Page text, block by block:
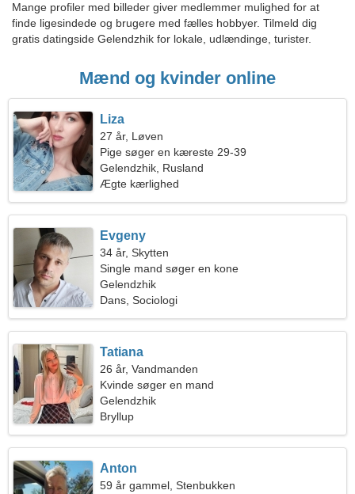
Mange profiler med billeder giver medlemmer mulighed for at
finde ligesindede og brugere med fælles hobbyer. Tilmeld dig
gratis datingside Gelendzhik for lokale, udlændinge, turister.
Mænd og kvinder online
Liza
27 år, Løven
Pige søger en kæreste 29-39
Gelendzhik, Rusland
Ægte kærlighed
Evgeny
34 år, Skytten
Single mand søger en kone
Gelendzhik
Dans, Sociologi
Tatiana
26 år, Vandmanden
Kvinde søger en mand
Gelendzhik
Bryllup
Anton
59 år gammel, Stenbukken